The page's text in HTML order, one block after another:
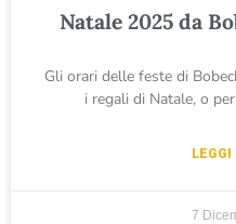
Natale 2025 da
Gli orari delle feste di
i regali di Natale, o
7